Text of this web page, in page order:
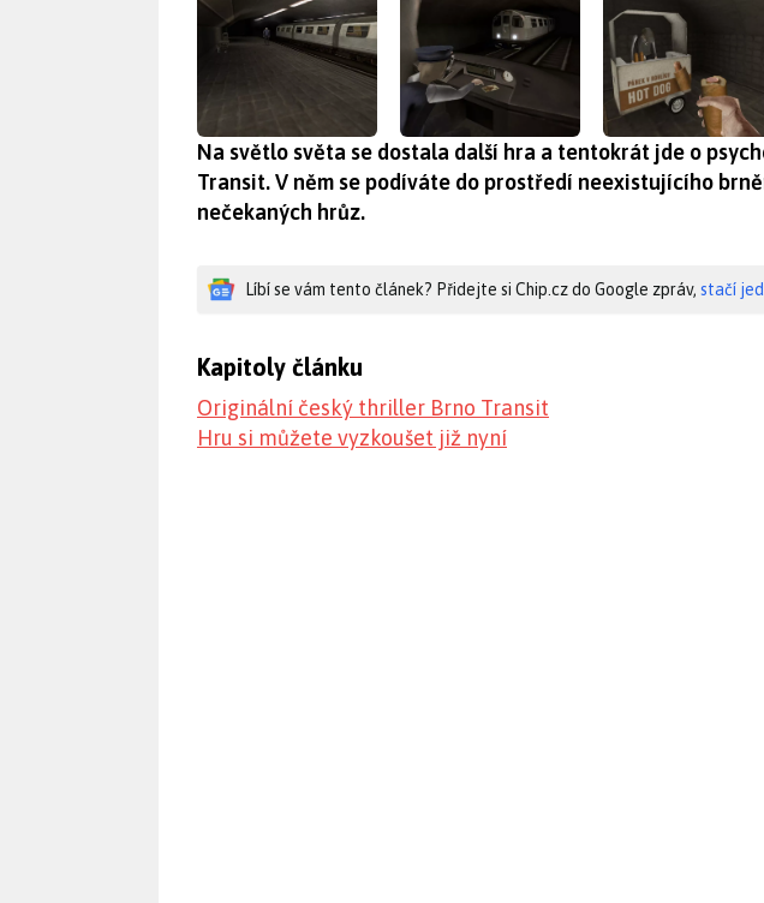
Na světlo světa se dostala další hra a tentokrát jde o
Transit. V něm se podíváte do prostředí neexistujícího
nečekaných hrůz.
Líbí se vám tento článek? Přidejte si Chip.cz do Google zpráv, stačí
Kapitoly článku
Originální český thriller Brno Transit
Hru si můžete vyzkoušet již nyní